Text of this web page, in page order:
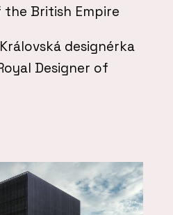
the British Empire
designérka
Designer of